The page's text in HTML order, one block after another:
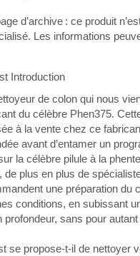
d’archive : ce produit
Les informations
de colon qui nous
du célèbre Phen375.
à la vente chez ce
avant d’entamer un
la célèbre pilule à la
de plus en plus de
une préparation du
conditions, en subissant
sans pour autant
se propose-t-il de nettoyer